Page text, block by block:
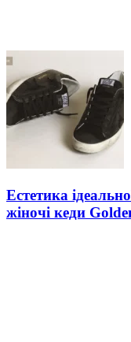
Естетика
жіночі кеди